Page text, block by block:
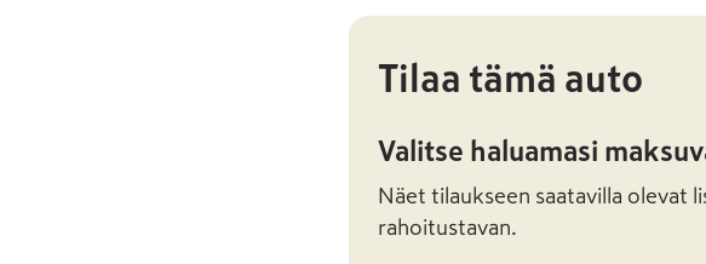
Tilaa tämä auto
Valitse haluamasi
Näet tilaukseen saatavilla olevat
rahoitustavan.